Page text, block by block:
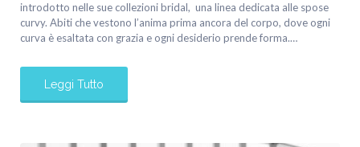
introdotto nelle sue collezioni bridal, una linea dedicata alle spose
curvy. Abiti che vestono l’anima prima ancora del corpo, dove ogni
curva è esaltata con grazia e ogni desiderio prende forma.…
Leggi Tutto